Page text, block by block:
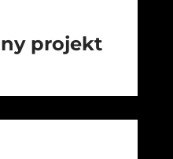
projekt